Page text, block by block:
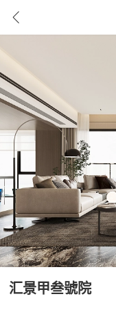
汇景甲叁號院